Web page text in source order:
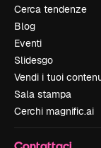
Cerca tendenze
Blog
Eventi
Slidesgo
Vendi i tuoi
Sala stampa
Cerchi magnific.ai